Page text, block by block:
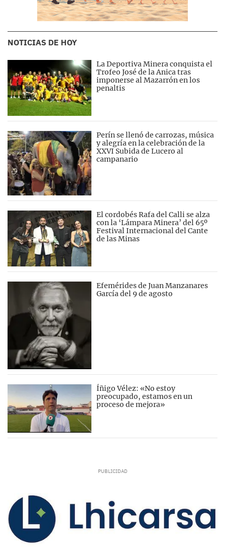
NOTICIAS DE HOY
La Deportiva Minera conquista el
Trofeo José de la Anica tras
imponerse al Mazarrón en los
penaltis
Perín se llenó de carrozas, música
y alegría en la celebración de la
XXVI Subida de Lucero al
campanario
El cordobés Rafa del Calli se alza
con la ‘Lámpara Minera’ del 65º
Festival Internacional del Cante
de las Minas
Efemérides de Juan Manzanares
García del 9 de agosto
Íñigo Vélez: «No estoy
preocupado, estamos en un
proceso de mejora»